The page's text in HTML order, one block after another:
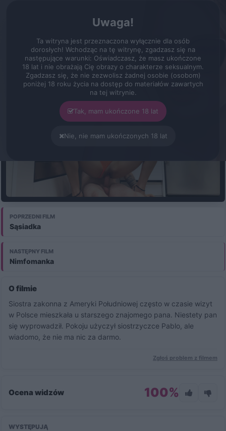
Uwaga!
Ta witryna jest przeznaczona wyłącznie dla osób
dorosłych! Wchodząc na tę witrynę, zgadzasz się na
następujące warunki: Oświadczasz, że masz ukończone
18 lat i nie obrażają Cię obrazy o charakterze seksualnym.
Zgadzasz się, że nie zezwolisz żadnej osobie (osobom)
poniżej 18 roku życia na dostęp do materiałów zawartych
na tej witrynie.
Tak, mam ukończone 18 lat
Nie, nie mam ukończonych 18 lat
Czas: 21:51 Jakość: 2160p Konto VIP
Siostrzyczka
Obejrzyj pełną wersję filmu i zyskaj dostęp do wszystkich
POPRZEDNI FILM
Sąsiadka
NASTĘPNY FILM
Nimfomanka
O filmie
Siostra zakonna z Ameryki Południowej często w czasie wizyt
w Polsce mieszkała u starszego znajomego pana. Niestety pan
się wyprowadził. Pokoju użyczył siostrzyczce Pablo, ale
wiadomo, że nie ma nic za darmo.
Zgłoś problem z filmem
Ocena widzów 100%
WYSTĘPUJĄ